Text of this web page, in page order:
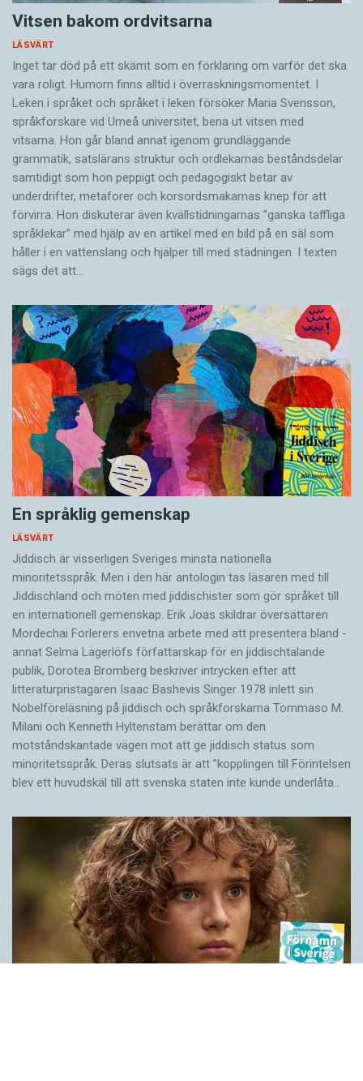
Vitsen bakom ordvitsarna
LÄSVÄRT
Inget tar död på ett skämt som en förklaring om varför det ska
vara roligt. Humorn finns alltid i överrask­ningsmomentet. I
Leken i språket och språket i leken för­söker Maria Svensson,
språkforskare vid Umeå universitet, bena ut vitsen med
vitsarna. Hon går bland annat igenom grundläggande
grammatik, satslärans struktur och ord­lekarnas beståndsdelar
samtidigt som hon peppigt och pedagogiskt betar av
underdrifter, meta­forer och korsords­makarnas knep för att
förvirra. Hon diskuterar även ­kvällstidningarnas ”ganska taffliga
språklekar” med hjälp av en artikel med en bild på en säl som
håller i en vatten­slang och hjälper till med städningen. I ­texten
sägs det att…
En språklig gemenskap
LÄSVÄRT
Jiddisch är visserligen Sveriges minsta nationella
minoritetsspråk. Men i den här antologin tas läsaren med till
Jiddischland och möten med jiddischister som gör språket till
en internationell gemenskap. Erik Joas skildrar översättaren
Morde­chai Forlerers envetna arbete med att presentera bland ­
annat Selma Lagerlöfs författarskap för en jiddisch­talande
publik, Dorotea Bromberg beskriver intrycken efter att
litteraturpristagaren Isaac Bashevis Singer 1978 inlett sin
Nobelföreläsning på jiddisch och språkforskarna Tommaso M.
Milani och Kenneth Hyltenstam berättar om den
motståndskantade vägen mot att ge jiddisch status som
minoritetsspråk. Deras slutsats är att ”kopplingen till Förintelsen
blev ett huvud­skäl till att svenska staten inte kunde underlåta…